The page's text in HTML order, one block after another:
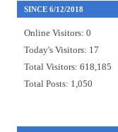
SINCE 6/12/2018
Online Visitors: 0
Today's Visitors: 17
Total Visitors: 618,185
Total Posts: 1,050